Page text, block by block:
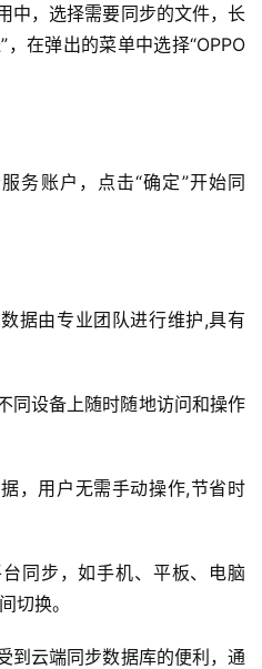
中，选择需要同步的文件，长
，在弹出的菜单中选择“OPPO
务账户，点击“确定”开始同
据由专业团队进行维护,具有
同设备上随时随地访问和操作
，用户无需手动操作,节省时
同步，如手机、平板、电脑
切换。
到云端同步数据库的便利，通